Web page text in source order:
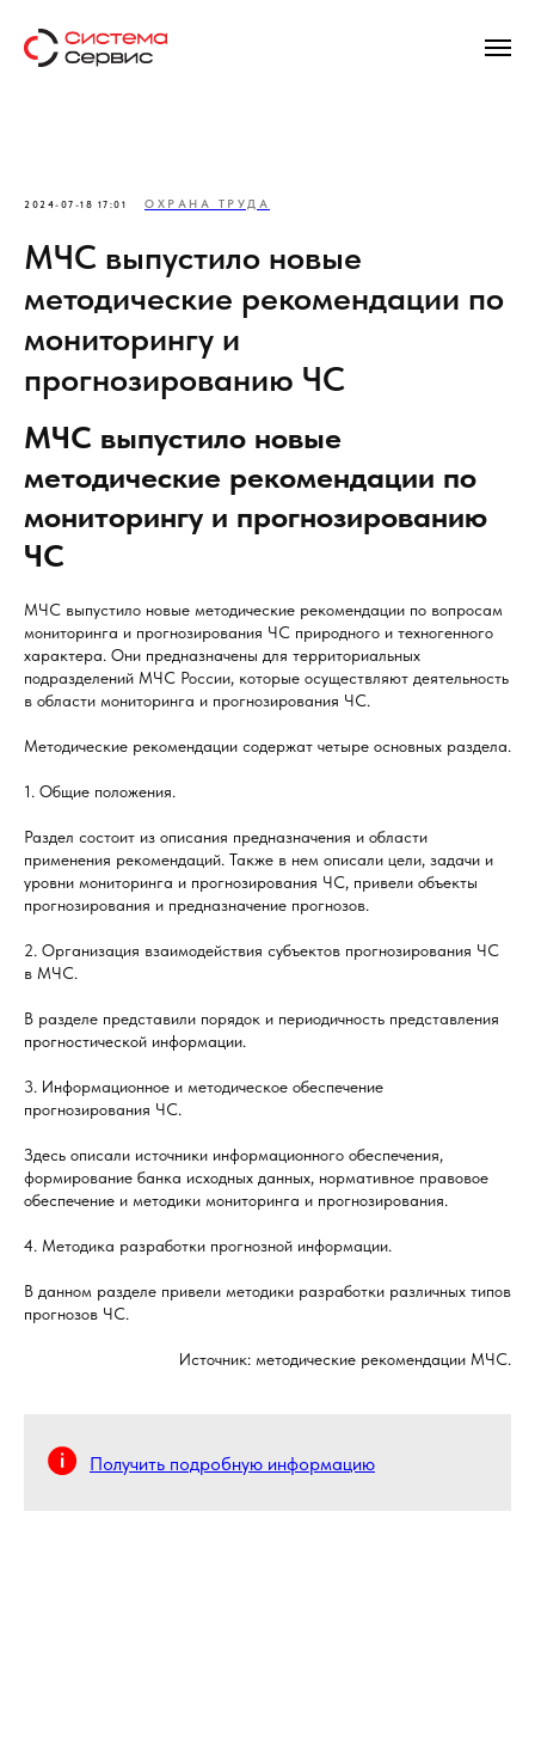
2024-07-18 17:01 ОХРАНА ТРУДА
МЧС выпустило новые
методические рекомендации по
мониторингу и
прогнозированию ЧС
МЧС выпустило новые
методические рекомендации по
мониторингу и прогнозированию
ЧС
МЧС выпустило новые методические рекомендации по вопросам
мониторинга и прогнозирования ЧС природного и техногенного
характера. Они предназначены для территориальных
подразделений МЧС России, которые осуществляют деятельность
в области мониторинга и прогнозирования ЧС.
Методические рекомендации содержат четыре основных раздела.
1. Общие положения.
Раздел состоит из описания предназначения и области
применения рекомендаций. Также в нем описали цели, задачи и
уровни мониторинга и прогнозирования ЧС, привели объекты
прогнозирования и предназначение прогнозов.
2. Организация взаимодействия субъектов прогнозирования ЧС
в МЧС.
В разделе представили порядок и периодичность представления
прогностической информации.
3. Информационное и методическое обеспечение
прогнозирования ЧС.
Здесь описали источники информационного обеспечения,
формирование банка исходных данных, нормативное правовое
обеспечение и методики мониторинга и прогнозирования.
4. Методика разработки прогнозной информации.
В данном разделе привели методики разработки различных типов
прогнозов ЧС.
Источник: методические рекомендации МЧС.
Получить подробную информацию